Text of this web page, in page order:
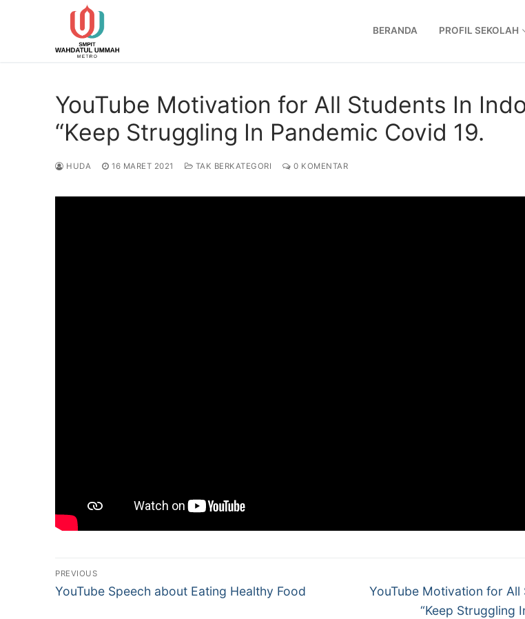
BERANDA PROFIL SEKOLAH
YouTube Motivation for All Students In
“Keep Struggling In Pandemic Covid 19.
HUDA 16 MARET 2021 TAK BERKATEGORI 0 KOMENTAR
Navigasi
pos
PREVIOUS
Previous
YouTube Speech about Eating Healthy Food
Next
YouTube Motivation for All
“Keep Struggling